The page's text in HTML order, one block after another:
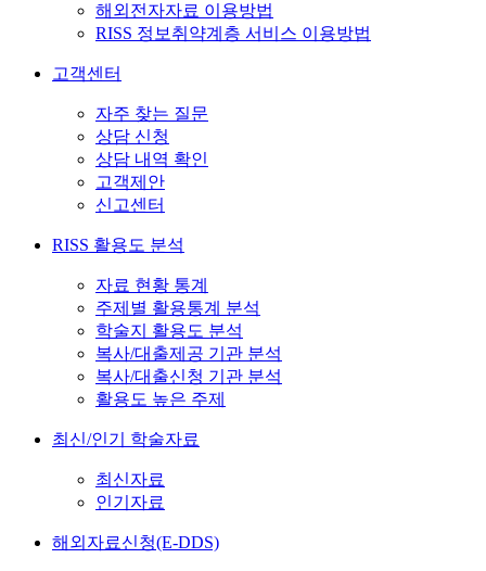
해외전자자료 이용방법
RISS 정보취약계층 서비스 이용방법
고객센터
자주 찾는 질문
상담 신청
상담 내역 확인
고객제안
신고센터
RISS 활용도 분석
자료 현황 통계
주제별 활용통계 분석
학술지 활용도 분석
복사/대출제공 기관 분석
복사/대출신청 기관 분석
활용도 높은 주제
최신/인기 학술자료
최신자료
인기자료
해외자료신청(E-DDS)